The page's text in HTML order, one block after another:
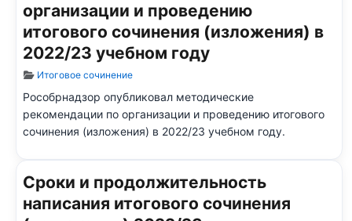
организации и проведению
итогового сочинения (изложения) в
2022/23 учебном году
Информация о материале
Итоговое сочинение
Рособрнадзор опубликовал методические
рекомендации по организации и проведению итогового
сочинения (изложения) в 2022/23 учебном году.
Сроки и продолжительность
написания итогового сочинения